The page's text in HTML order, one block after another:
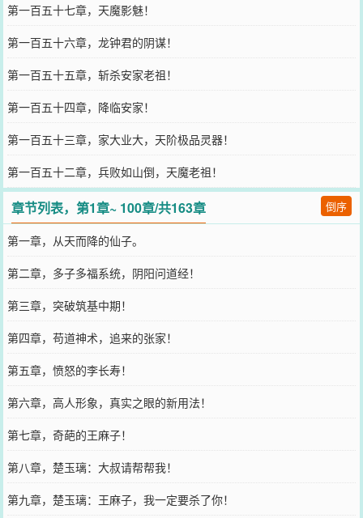
第一百五十七章，天魔影魅！
第一百五十六章，龙钟君的阴谋！
第一百五十五章，斩杀安家老祖！
第一百五十四章，降临安家！
第一百五十三章，家大业大，天阶极品灵器！
第一百五十二章，兵败如山倒，天魔老祖！
章节列表，第1章~ 100章/共163章 倒序
第一章，从天而降的仙子。
第二章，多子多福系统，阴阳问道经！
第三章，突破筑基中期！
第四章，苟道神术，追来的张家！
第五章，愤怒的李长寿！
第六章，高人形象，真实之眼的新用法！
第七章，奇葩的王麻子！
第八章，楚玉璃：大叔请帮帮我！
第九章，楚玉璃：王麻子，我一定要杀了你！